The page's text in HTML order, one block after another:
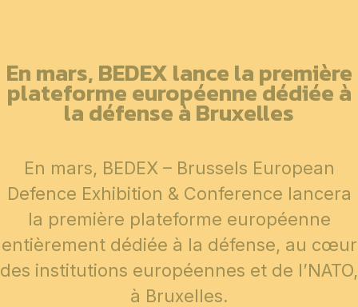
En mars, BEDEX lance la première
plateforme européenne dédiée à
la défense à Bruxelles
En mars, BEDEX – Brussels European
Defence Exhibition & Conference lancera
la première plateforme européenne
entièrement dédiée à la défense, au cœur
des institutions européennes et de l’NATO,
à Bruxelles.